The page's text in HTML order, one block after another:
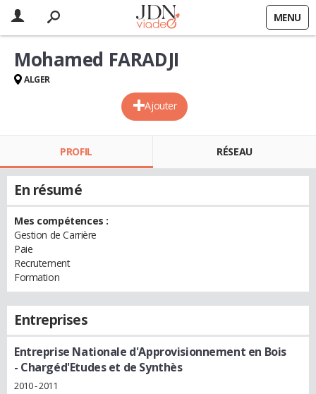
MENU
Ajouter
Mohamed FARADJI
ALGER
PROFIL RÉSEAU
En résumé
Mes compétences :
Gestion de Carrière
Paie
Recrutement
Formation
Entreprises
Entreprise Nationale d'Approvisionnement en Bois
- Chargéd'Etudes et de Synthès
2010 - 2011